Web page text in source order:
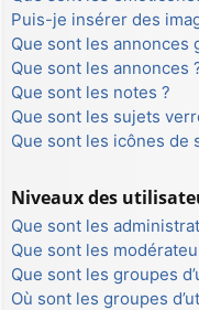
Puis-je insérer des
Que sont les annonces
Que sont les annonces
Que sont les notes ?
Que sont les sujets
Que sont les icônes de
Niveaux des
Que sont les
Que sont les
Que sont les groupes
Où sont les groupes